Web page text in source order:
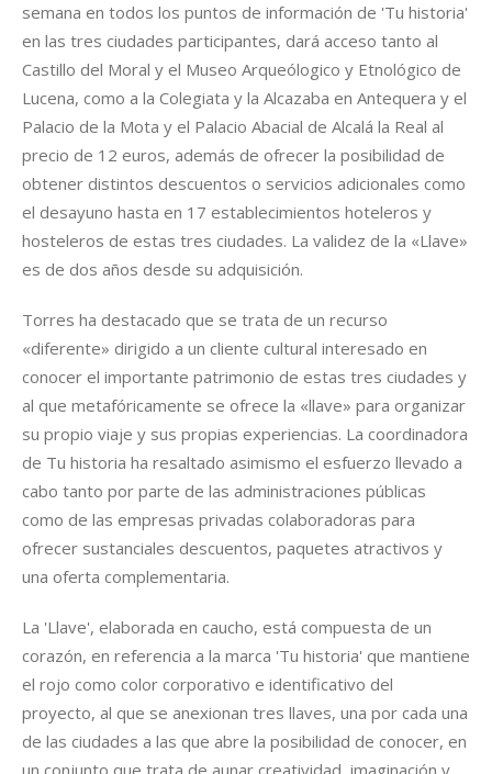
semana en todos los puntos de información de 'Tu historia'
en las tres ciudades participantes, dará acceso tanto al
Castillo del Moral y el Museo Arqueólogico y Etnológico de
Lucena, como a la Colegiata y la Alcazaba en Antequera y el
Palacio de la Mota y el Palacio Abacial de Alcalá la Real al
precio de 12 euros, además de ofrecer la posibilidad de
obtener distintos descuentos o servicios adicionales como
el desayuno hasta en 17 establecimientos hoteleros y
hosteleros de estas tres ciudades. La validez de la «Llave»
es de dos años desde su adquisición.
Torres ha destacado que se trata de un recurso
«diferente» dirigido a un cliente cultural interesado en
conocer el importante patrimonio de estas tres ciudades y
al que metafóricamente se ofrece la «llave» para organizar
su propio viaje y sus propias experiencias. La coordinadora
de Tu historia ha resaltado asimismo el esfuerzo llevado a
cabo tanto por parte de las administraciones públicas
como de las empresas privadas colaboradoras para
ofrecer sustanciales descuentos, paquetes atractivos y
una oferta complementaria.
La 'Llave', elaborada en caucho, está compuesta de un
corazón, en referencia a la marca 'Tu historia' que mantiene
el rojo como color corporativo e identificativo del
proyecto, al que se anexionan tres llaves, una por cada una
de las ciudades a las que abre la posibilidad de conocer, en
un conjunto que trata de aunar creatividad, imaginación y